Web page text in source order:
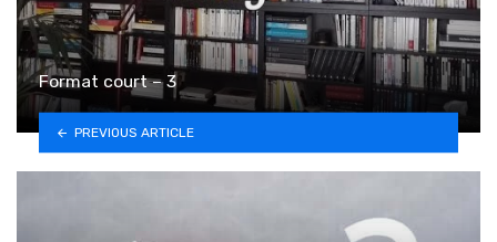
Format court – 3
PREVIOUS ARTICLE